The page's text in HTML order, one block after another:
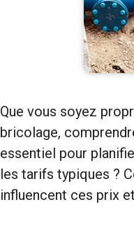
Que vous soyez
bricolage,
essentiel pour
les tarifs typiques ?
influencent ces prix